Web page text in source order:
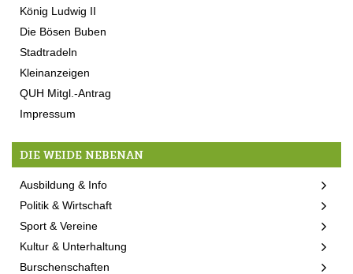
König Ludwig II
Die Bösen Buben
Stadtradeln
Kleinanzeigen
QUH Mitgl.-Antrag
Impressum
DIE WEIDE NEBENAN
Ausbildung & Info
Politik & Wirtschaft
Sport & Vereine
Kultur & Unterhaltung
Burschenschaften